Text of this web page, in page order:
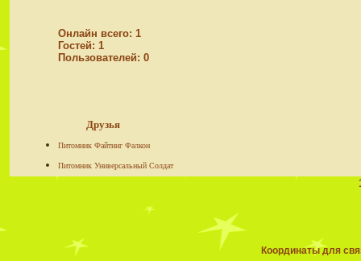
Онлайн всего: 1
Гостей: 1
Пользователей: 0
Друзья
Питомник Файтинг Фалкон
Питомник Универсальный Солдат
Координаты для